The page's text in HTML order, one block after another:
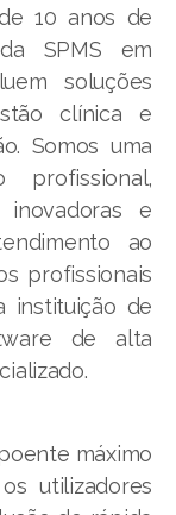
10 anos de
SPMS em
soluções
clínica e
Somos uma
e
ao
profissionais
instituição de
de alta
máximo
utilizadores